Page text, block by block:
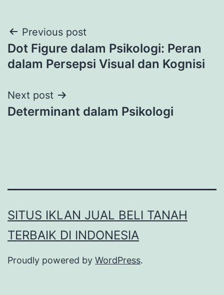
Post
navigation
Previous post
Dot Figure dalam Psikologi: Peran
dalam Persepsi Visual dan Kognisi
Next post
Determinant dalam Psikologi
SITUS IKLAN JUAL BELI TANAH
TERBAIK DI INDONESIA
Proudly powered by WordPress.